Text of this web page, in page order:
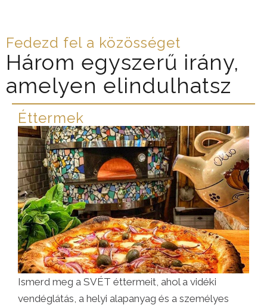
Fedezd fel a közösséget
Három egyszerű irány,
amelyen elindulhatsz
Éttermek
Ismerd meg a SVÉT éttermeit, ahol a vidéki
vendéglátás, a helyi alapanyag és a személyes